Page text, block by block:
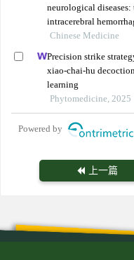
neurological
intracerebral
Chinese Medicine
Precision strike
xiao-chai-hu
learning
Phytomedicine, 2025
Powered by
上一篇